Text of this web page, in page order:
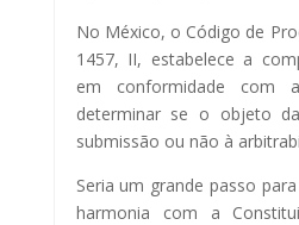
No México, o Código de
1457, II, estabelece a
em conformidade com
determinar se o objeto
submissão ou não à
Seria um grande passo
harmonia com a